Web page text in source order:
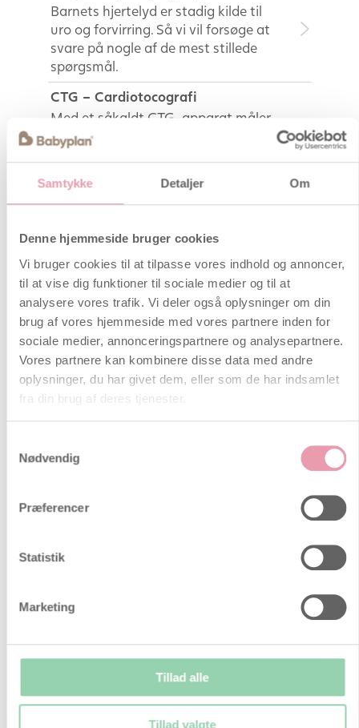
Samtykke Detaljer Om
Denne hjemmeside bruger cookies
Vi bruger cookies til at tilpasse vores indhold og annoncer,
til at vise dig funktioner til sociale medier og til at
analysere vores trafik. Vi deler også oplysninger om din
brug af vores hjemmeside med vores partnere inden for
sociale medier, annonceringspartnere og analysepartnere.
Vores partnere kan kombinere disse data med andre
oplysninger, du har givet dem, eller som de har indsamlet
fra din brug af deres tjenester.
Nødvendig
Præferencer
Statistik
Marketing
Tillad alle
Tillad valgte
Barnets hjertelyd er stadig kilde til
uro og forvirring. Så vi vil forsøge at
svare på nogle af de mest stillede
spørgsmål.
CTG – Cardiotocografi
Med et såkaldt CTG-apparat måler
man veernes intensitet og registrerer
barnets hjerte aktivitet. CTG
fødslen.
Almindelige spørgsmål
Gratis babypakker 2023 – til de
kære børn og deres forældre
Nybagte og kommende forældre
mangler sjældent noget at bruge
deres penge på. Det er apoteker,
babybutikker …
Hvornår siger man at man er
snart testen er positiv. Andre venter i
andre siger det når de nærmer sig
spontan abort er ovre.
Linea nigra betyder sort streg og
kommer under graviditeten når
progesteron medvirker til en forhøjet
produktion af pigmentet melamin.
Menstruation selvom man er gravid
Det er muligt at få menstruation